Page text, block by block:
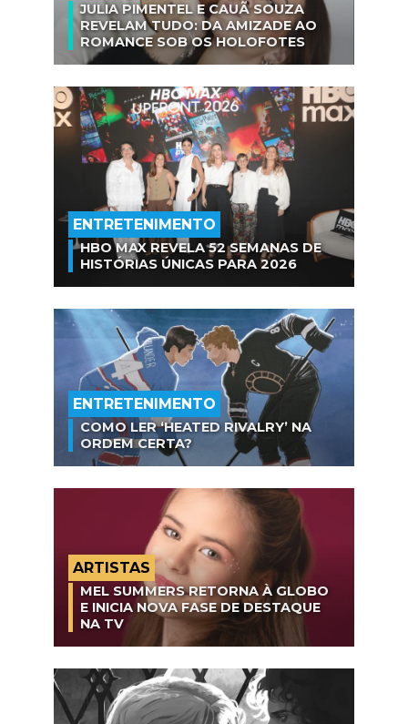
JULIA PIMENTEL E CAUÃ SOUZA
REVELAM TUDO: DA AMIZADE AO
ROMANCE SOB OS HOLOFOTES
ENTRETENIMENTO
HBO MAX REVELA 52 SEMANAS DE
HISTÓRIAS ÚNICAS PARA 2026
ENTRETENIMENTO
COMO LER ‘HEATED RIVALRY’ NA
ORDEM CERTA?
ARTISTAS
MEL SUMMERS RETORNA À GLOBO
E INICIA NOVA FASE DE DESTAQUE
NA TV